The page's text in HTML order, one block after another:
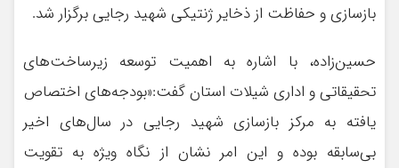
بازسازی و حفاظت از ذخایر ژنتیکی شهید رجایی برگزار شد.
حسین‌زاده، با اشاره به اهمیت توسعه زیرساخت‌های
تحقیقاتی و اداری شیلات استان گفت:«بودجه‌های اختصاص
یافته به مرکز بازسازی شهید رجایی در سال‌های اخیر
بی‌سابقه بوده و این امر نشان از نگاه ویژه به تقویت